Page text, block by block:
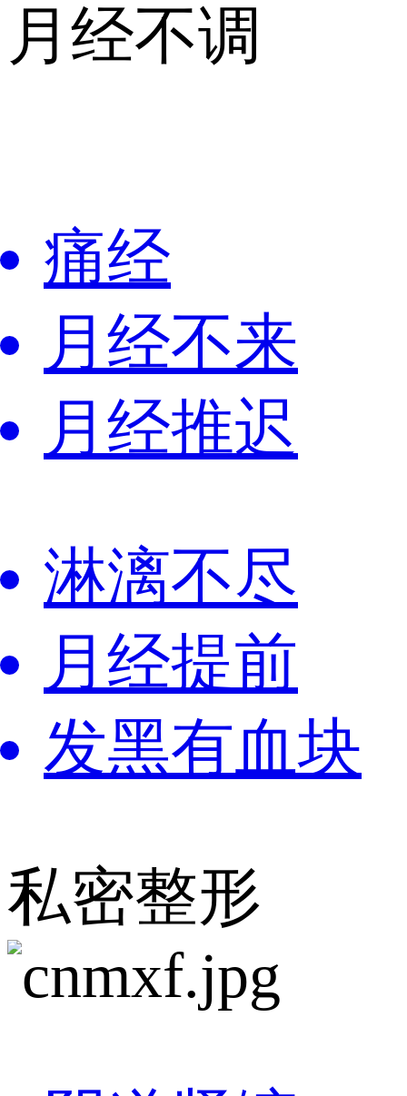
月经不调
痛经
月经不来
月经推迟
淋漓不尽
月经提前
发黑有血块
私密整形